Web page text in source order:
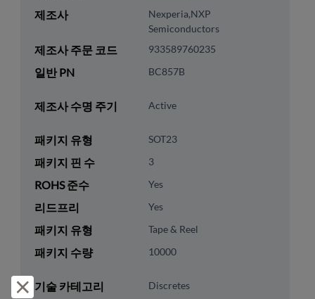
제조사
Nexperia,NXP
Semiconductors
제조사 주문 코드 933589760235
일반 PN BC857B
제조사 수명 주기 Active
패키지 유형 SOT23
패키지 핀 수 3
ROHS 준수 Yes
리드프리 Yes
패키지 유형 Tape & Reel
패키지 수량 10000
기술 카테고리 Discretes
거부 및 닫기